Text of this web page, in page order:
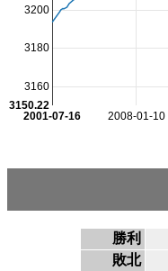
2008-01-10
2001-07-16
3160
3180
3200
3150.22
勝利
敗北